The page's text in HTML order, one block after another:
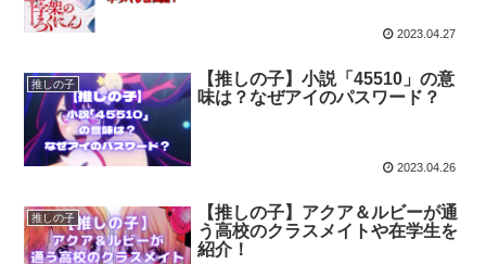
2023.04.27
推しの子
【推しの子】小説「45510」の意
味は？なぜアイのパスワード？
2023.04.26
推しの子
【推しの子】アクア＆ルビーが通
う高校のクラスメイトや在学生を
紹介！